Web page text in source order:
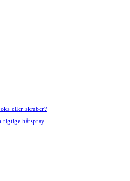
eller skraber?
rigtige hårspray